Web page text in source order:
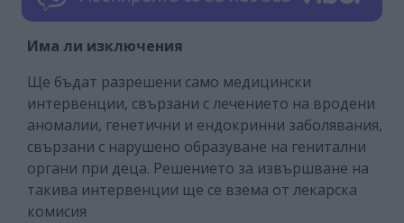
Има ли изключения
Ще бъдат разрешени само медицински
интервенции, свързани с лечението на вродени
аномалии, генетични и ендокринни заболявания,
свързани с нарушено образуване на генитални
органи при деца. Решението за извършване на
такива интервенции ще се взема от лекарска
комисия